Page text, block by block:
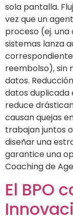
sola pantalla.
vez que un
proceso (ej.
sistemas lanza
reembolso), sin
datos.
datos duplicada
reduce
causan quejas
trabajan juntos
diseñar una
garantice una
Coaching de
El BPO